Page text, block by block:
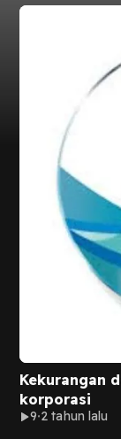
Kekurangan
korporasi
9 2 tahun lalu